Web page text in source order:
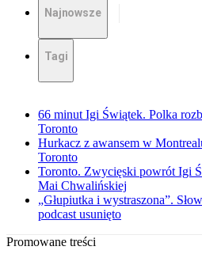
Najnowsze
Tagi
66 minut Igi Świątek. Polka
Toronto
Hurkacz z awansem w
Toronto
Toronto. Zwycięski powrót Igi
Mai Chwalińskiej
„Głupiutka i wystraszona”.
podcast usunięto
Promowane treści